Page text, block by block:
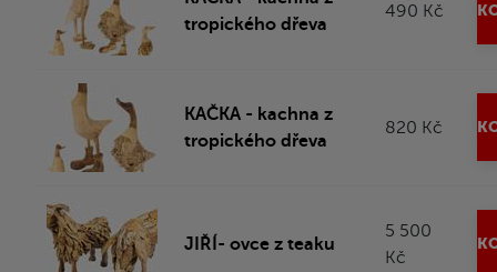
tropického dřeva
490 Kč
KAČKA - kachna z
tropického dřeva
820 Kč
JIŘÍ- ovce z teaku
5 500
Kč